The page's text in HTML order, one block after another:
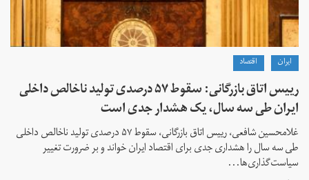
ايران اقتصاد
رییس اتاق بازرگانی: سقوط ۵۷ درصدی تولید ناخالص داخلی
ایران طی سه سال، یک هشدار جدی است
غلامحسین شافعی، رییس اتاق بازرگانی، سقوط ۵۷ درصدی تولید ناخالص داخلی
طی سه سال را هشداری جدی برای اقتصاد ایران خواند و بر ضرورت تغییر
سیاست‌گذاری‌ها...